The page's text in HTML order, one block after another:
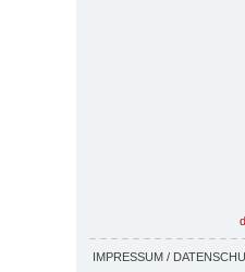
IMPRESSUM /